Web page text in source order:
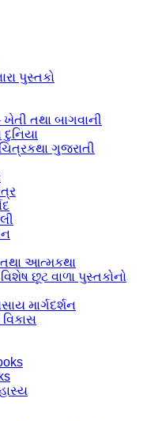
પુસ્તકો
તથા બાગવાની
ગુજરાતી
તથા આત્મકથા
છૂટ વાળા પુસ્તકોનો
માર્ગદર્શન